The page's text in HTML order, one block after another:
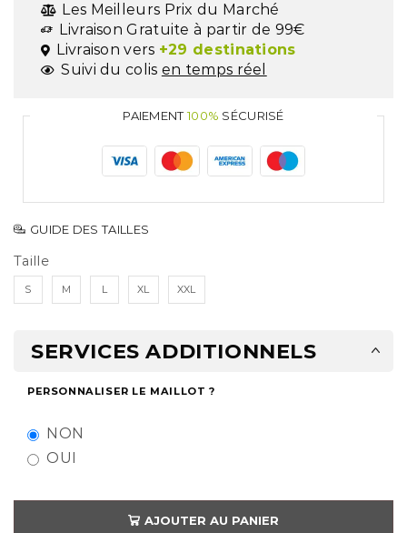
Les Meilleurs Prix du Marché
Livraison Gratuite à partir de 99€
Livraison vers +29 destinations
Suivi du colis en temps réel
PAIEMENT100% SÉCURISÉ
GUIDE DES TAILLES
Taille
S M L XL XXL
SERVICES ADDITIONNELS
PERSONNALISER LE MAILLOT ?
NON
OUI
AJOUTER AU PANIER